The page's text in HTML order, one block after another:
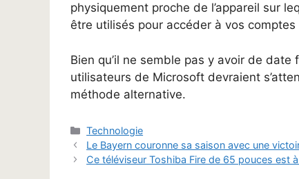
physiquement proche de l’appareil sur
être utilisés pour accéder à vos
Bien qu’il ne semble pas y avoir de
utilisateurs de Microsoft devraient
méthode alternative.
Catégories
Technologie
Le Bayern couronne sa saison avec une
Ce téléviseur Toshiba Fire de 65 pouces est